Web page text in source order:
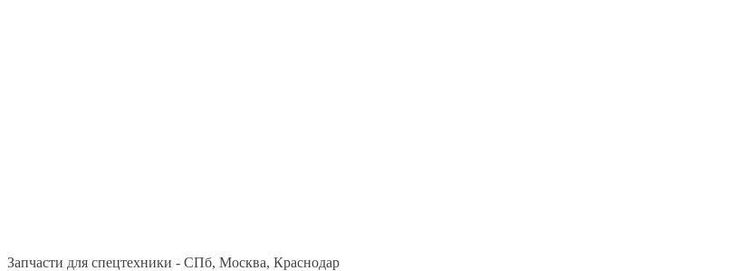
Запчасти для спецтехники - СПб, Москва, Краснодар